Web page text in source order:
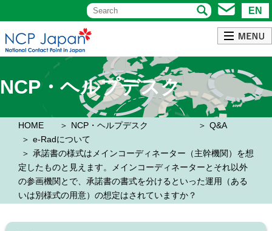
EN
NCP・ヘルプデスク
HOME NCP・ヘルプデスク
Q&A
e-Radについて
承諾書の様式はメインコーディネーター（主幹機関）を想
定したものと見えます。メインコーディネーターとそれ以外
の参画機関とで、承諾書の書式を分けるといった運用（ある
いは別様式の用意）の想定はされていますか？